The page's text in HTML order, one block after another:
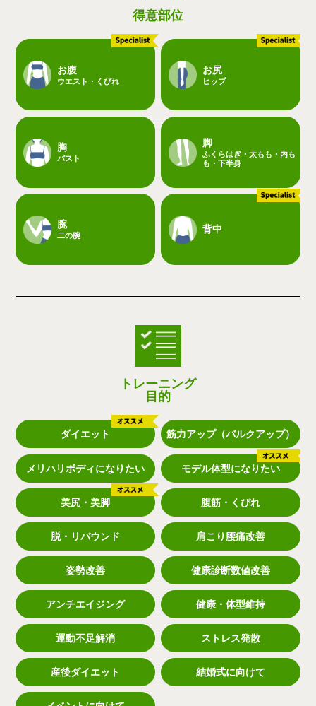
得意部位
お腹
ウエスト・くびれ
お尻
ヒップ
胸
バスト
脚
ふくらはぎ・太もも・内も
も・下半身
腕
二の腕
背中
トレーニング
目的
ダイエット 筋力アップ（バルクアップ）
メリハリボディになりたい モデル体型になりたい
美尻・美脚 腹筋・くびれ
脱・リバウンド 肩こり腰痛改善
姿勢改善 健康診断数値改善
アンチエイジング 健康・体型維持
運動不足解消 ストレス発散
産後ダイエット 結婚式に向けて